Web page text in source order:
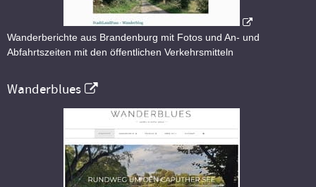
Wanderberichte aus Brandenburg mit Fotos und An- und
Abfahrtszeiten mit den öffentlichen Verkehrsmitteln
Wanderblues